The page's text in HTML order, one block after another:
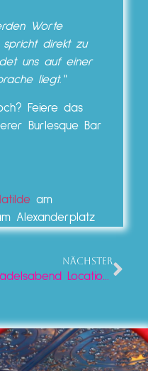
Worte
direkt zu
uns auf einer
liegt.“
Feiere das
Burlesque Bar
am
Alexanderplatz
NÄCHSTER
Mädelsabend Location in Berlin